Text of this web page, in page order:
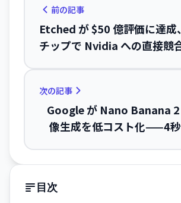
前の記事
Etched が $50 億評価に達成
チップで Nvidia への直接競
次の記事
Google が Nano Banana
像生成を低コスト化——4
目次